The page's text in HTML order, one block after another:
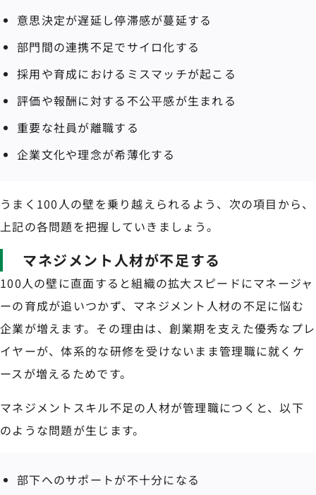
意思決定が遅延し停滞感が蔓延する
部門間の連携不足でサイロ化する
採用や育成におけるミスマッチが起こる
評価や報酬に対する不公平感が生まれる
重要な社員が離職する
企業文化や理念が希薄化する
うまく100人の壁を乗り越えられるよう、次の項目から、
上記の各問題を把握していきましょう。
マネジメント人材が不足する
100人の壁に直面すると組織の拡大スピードにマネージャ
ーの育成が追いつかず、マネジメント人材の不足に悩む
企業が増えます。その理由は、創業期を支えた優秀なプレ
イヤーが、体系的な研修を受けないまま管理職に就くケ
ースが増えるためです。
マネジメントスキル不足の人材が管理職につくと、以下
のような問題が生じます。
部下へのサポートが不十分になる